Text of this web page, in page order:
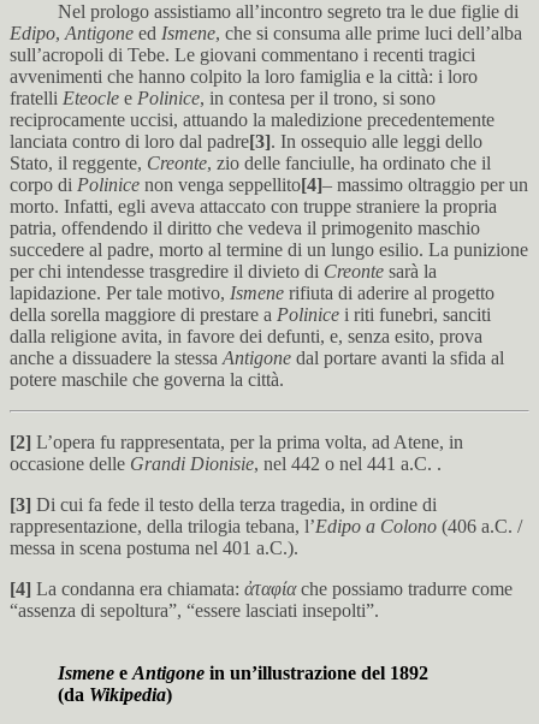
Nel prologo assistiamo all’incontro segreto tra le due figlie di
Edipo, Antigone ed Ismene, che si consuma alle prime luci dell’alba
sull’acropoli di Tebe. Le giovani commentano i recenti tragici
avvenimenti che hanno colpito la loro famiglia e la città: i loro
fratelli Eteocle e Polinice, in contesa per il trono, si sono
reciprocamente uccisi, attuando la maledizione precedentemente
lanciata contro di loro dal padre[3]. In ossequio alle leggi dello
Stato, il reggente, Creonte, zio delle fanciulle, ha ordinato che il
corpo di Polinice non venga seppellito[4]– massimo oltraggio per un
morto. Infatti, egli aveva attaccato con truppe straniere la propria
patria, offendendo il diritto che vedeva il primogenito maschio
succedere al padre, morto al termine di un lungo esilio. La punizione
per chi intendesse trasgredire il divieto di Creonte sarà la
lapidazione. Per tale motivo, Ismene rifiuta di aderire al progetto
della sorella maggiore di prestare a Polinice i riti funebri, sanciti
dalla religione avita, in favore dei defunti, e, senza esito, prova
anche a dissuadere la stessa Antigone dal portare avanti la sfida al
potere maschile che governa la città.
[2] L’opera fu rappresentata, per la prima volta, ad Atene, in
occasione delle Grandi Dionisie, nel 442 o nel 441 a.C. .
[3] Di cui fa fede il testo della terza tragedia, in ordine di
rappresentazione, della trilogia tebana, l’Edipo a Colono (406 a.C. /
messa in scena postuma nel 401 a.C.).
[4] La condanna era chiamata: ἀταφίαche possiamo tradurre come
“assenza di sepoltura”, “essere lasciati insepolti”.
Ismene e Antigone in un’illustrazione del 1892
(da Wikipedia)